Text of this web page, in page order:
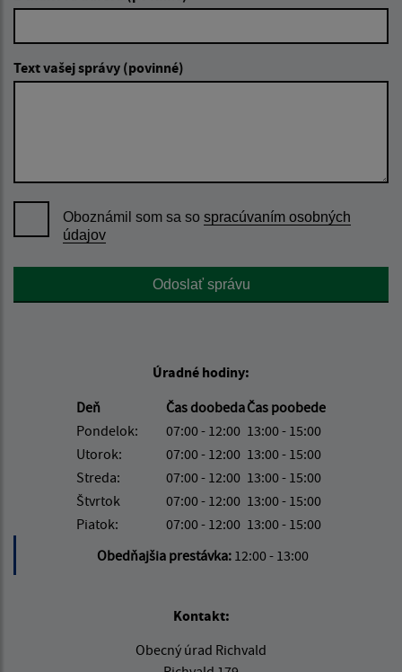
Text vašej správy (povinné)
Oboznámil som sa so spracúvaním osobných
údajov
Google reCaptcha ResponseOdoslať správu
Úradné hodiny:
Deň
Čas doobedaČas poobede
Pondelok:
07:00 - 12:00 13:00 - 15:00
Utorok:
07:00 - 12:00 13:00 - 15:00
Streda:
07:00 - 12:00 13:00 - 15:00
Štvrtok
07:00 - 12:00 13:00 - 15:00
Piatok:
07:00 - 12:00 13:00 - 15:00
Obedňajšia prestávka: 12:00 - 13:00
Kontakt:
Obecný úrad Richvald